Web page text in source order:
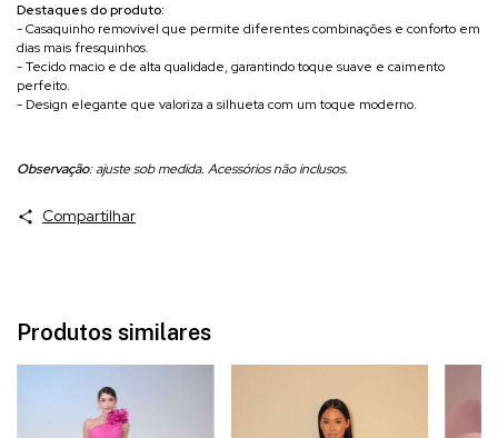
Destaques do produto:
- Casaquinho removível que permite diferentes combinações e conforto em
dias mais fresquinhos.
- Tecido macio e de alta qualidade, garantindo toque suave e caimento
perfeito.
- Design elegante que valoriza a silhueta com um toque moderno.
Observação: ajuste sob medida. Acessórios não inclusos.
Compartilhar
Produtos similares